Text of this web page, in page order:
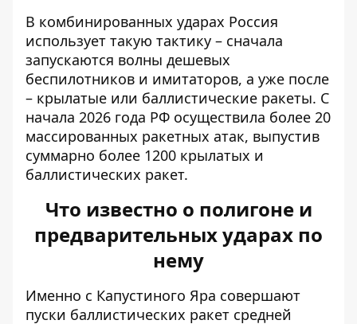
В комбинированных ударах Россия
использует такую ​​тактику – сначала
запускаются волны дешевых
беспилотников и имитаторов, а уже после
– крылатые или баллистические ракеты. С
начала 2026 года РФ осуществила более 20
массированных ракетных атак, выпустив
суммарно более 1200 крылатых и
баллистических ракет.
Что известно о полигоне и
предварительных ударах по
нему
Именно с Капустиного Яра совершают
пуски баллистических ракет средней